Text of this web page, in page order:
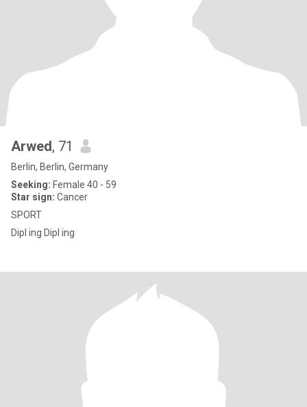
Arwed, 71
Berlin, Berlin, Germany
Seeking: Female 40 - 59
Star sign: Cancer
SPORT
Dipl ing Dipl ing